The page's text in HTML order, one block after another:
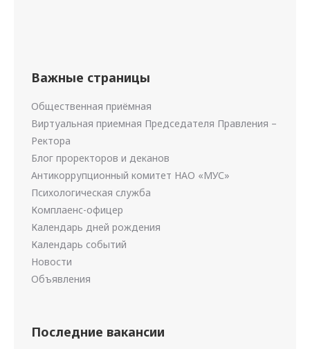
Важные страницы
Общественная приёмная
Виртуальная приемная Председателя Правления –
Ректора
Блог проректоров и деканов
Антикоррупционный комитет НАО «МУС»
Психологическая служба
Комплаенс-офицер
Календарь дней рождения
Календарь событий
Новости
Объявления
Последние вакансии